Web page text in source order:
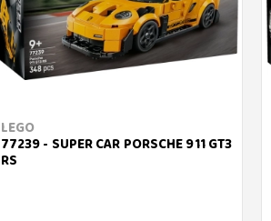
LEGO
77239 - SUPER CAR PORSCHE 911 GT3
RS